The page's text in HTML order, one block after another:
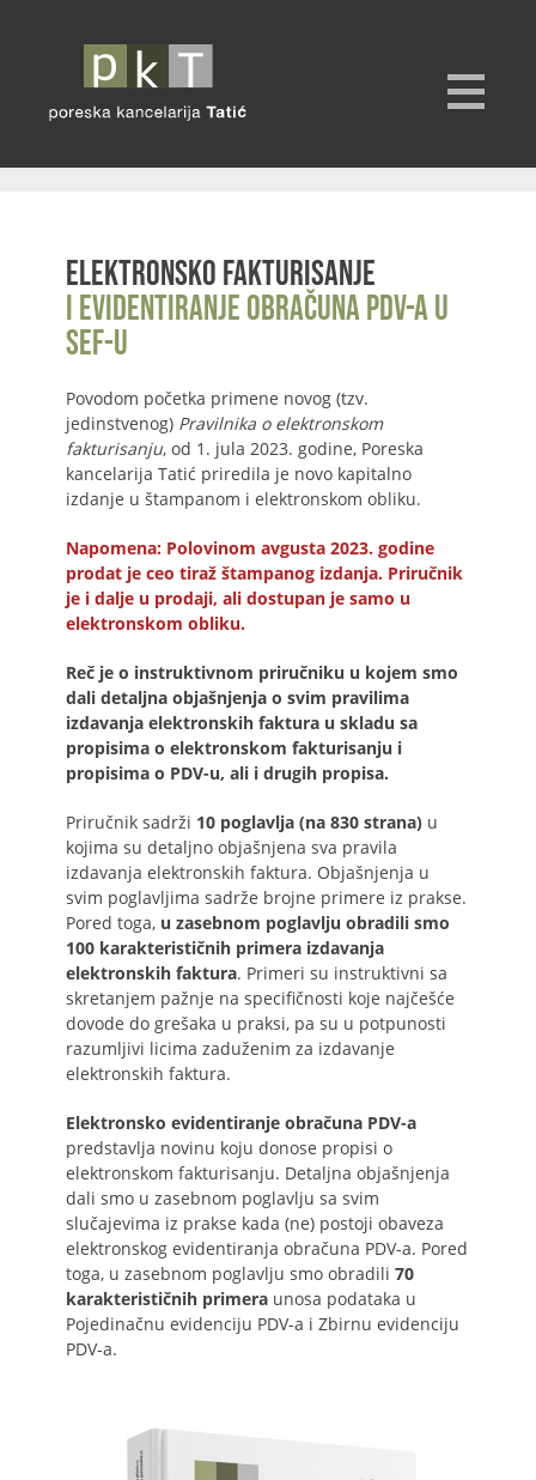
Elektronsko fakturisanje
i evidentiranje obračuna PDV-a u
SEF-u
Povodom početka primene novog (tzv.
jedinstvenog) Pravilnika o elektronskom
fakturisanju, od 1. jula 2023. godine, Poreska
kancelarija Tatić priredila je novo kapitalno
izdanje u štampanom i elektronskom obliku.
Napomena: Polovinom avgusta 2023. godine
prodat je ceo tiraž štampanog izdanja. Priručnik
je i dalje u prodaji, ali dostupan je samo u
elektronskom obliku.
Reč je o instruktivnom priručniku u kojem smo
dali detaljna objašnjenja o svim pravilima
izdavanja elektronskih faktura u skladu sa
propisima o elektronskom fakturisanju i
propisima o PDV-u, ali i drugih propisa.
Priručnik sadrži 10 poglavlja (na 830 strana) u
kojima su detaljno objašnjena sva pravila
izdavanja elektronskih faktura. Objašnjenja u
svim poglavljima sadrže brojne primere iz prakse.
Pored toga, u zasebnom poglavlju obradili smo
100 karakterističnih primera izdavanja
elektronskih faktura. Primeri su instruktivni sa
skretanjem pažnje na specifičnosti koje najčešće
dovode do grešaka u praksi, pa su u potpunosti
razumljivi licima zaduženim za izdavanje
elektronskih faktura.
Elektronsko evidentiranje obračuna PDV-a
predstavlja novinu koju donose propisi o
elektronskom fakturisanju. Detaljna objašnjenja
dali smo u zasebnom poglavlju sa svim
slučajevima iz prakse kada (ne) postoji obaveza
elektronskog evidentiranja obračuna PDV-a. Pored
toga, u zasebnom poglavlju smo obradili 70
karakterističnih primera unosa podataka u
Pojedinačnu evidenciju PDV-a i Zbirnu evidenciju
PDV-a.